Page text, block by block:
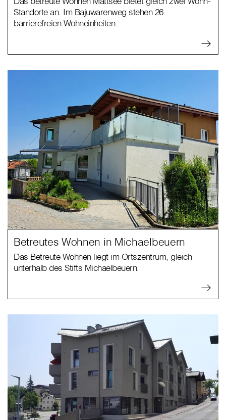
Standorte an. Im Bajuwarenweg stehen 26
barrierefreien Wohneinheiten...
Betreutes Wohnen in Michaelbeuern
Das Betreute Wohnen liegt im Ortszentrum, gleich
unterhalb des Stifts Michaelbeuern.